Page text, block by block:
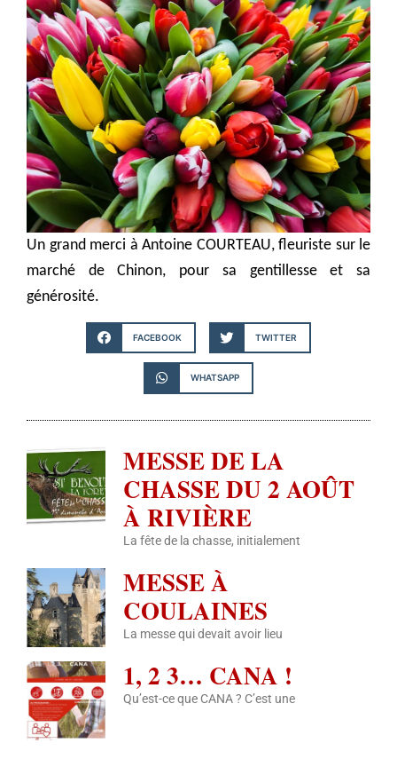
Un grand merci à Antoine COURTEAU, fleuriste sur le
marché de Chinon, pour sa gentillesse et sa
générosité.
FACEBOOK TWITTER
WHATSAPP
MESSE DE LA
CHASSE DU 2 AOÛT
À RIVIÈRE
La fête de la chasse, initialement
MESSE À
COULAINES
La messe qui devait avoir lieu
1, 2 3… CANA !
Qu’est-ce que CANA ? C’est une